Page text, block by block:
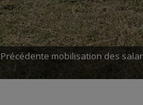
Précédente mobilisation des